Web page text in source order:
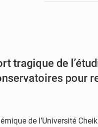
tragique de
pour
de l’Université